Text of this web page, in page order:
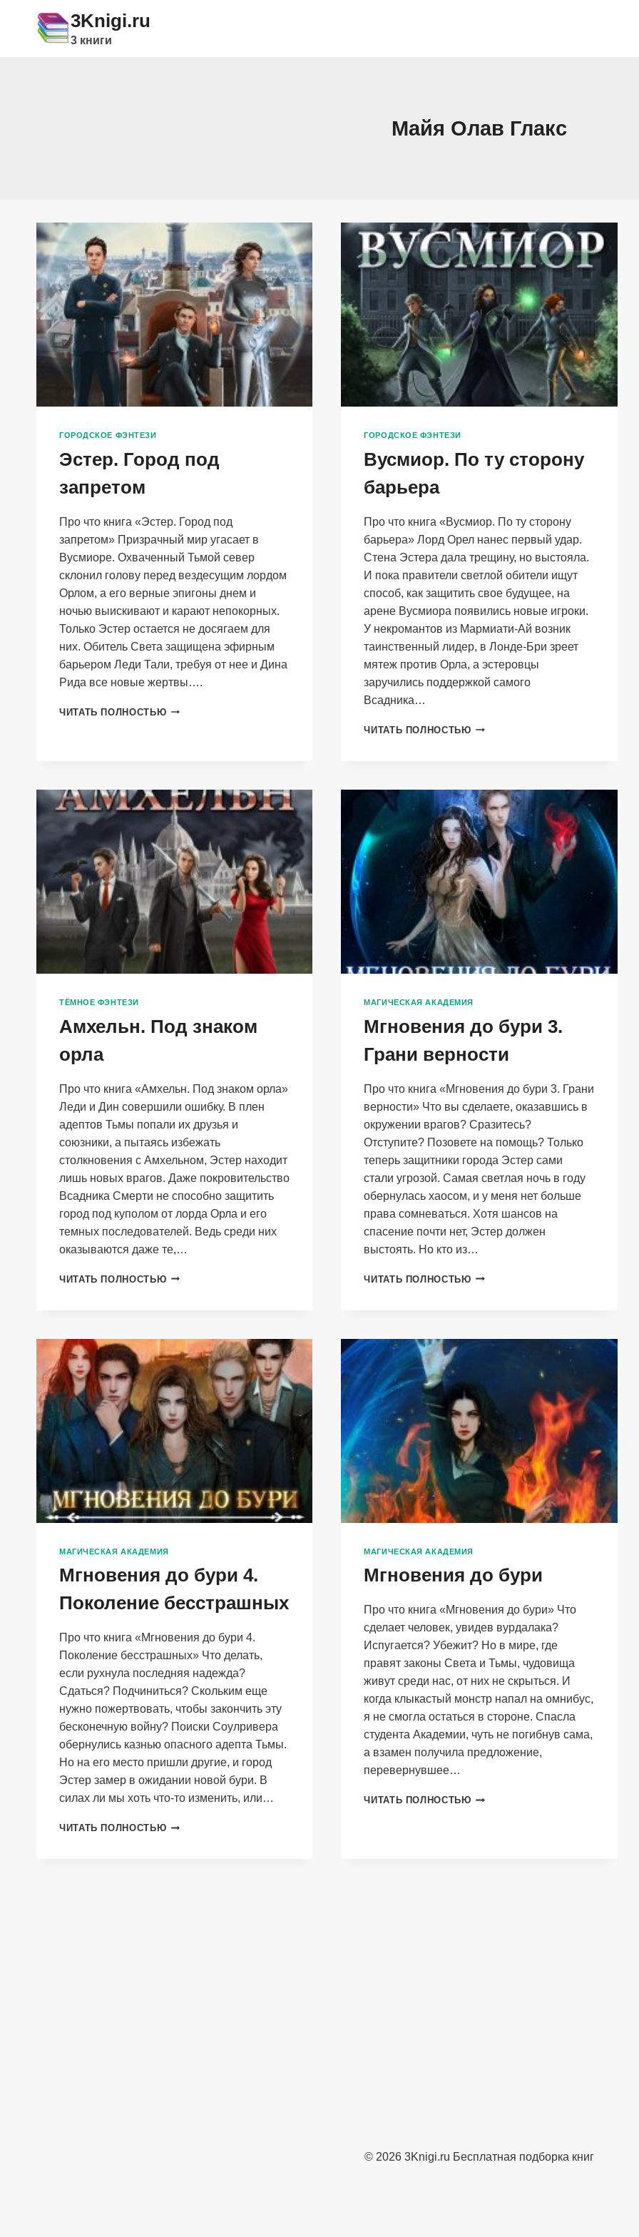
содержимому
3Knigi.ru
3 книги
Майя Олав Глакс
ГОРОДСКОЕ ФЭНТЕЗИ
Эстер. Город под
запретом
Про что книга «Эстер. Город под
запретом» Призрачный мир угасает в
Вусмиоре. Охваченный Тьмой север
склонил голову перед вездесущим лордом
Орлом, а его верные эпигоны днем и
ночью выискивают и карают непокорных.
Только Эстер остается не досягаем для
них. Обитель Света защищена эфирным
барьером Леди Тали, требуя от нее и Дина
Рида все новые жертвы….
ЧИТАТЬ ПОЛНОСТЬЮ ЭСТЕР.
ГОРОДСКОЕ ФЭНТЕЗИ
Вусмиор. По ту сторону
барьера
Про что книга «Вусмиор. По ту сторону
барьера» Лорд Орел нанес первый удар.
Стена Эстера дала трещину, но выстояла.
И пока правители светлой обители ищут
способ, как защитить свое будущее, на
арене Вусмиора появились новые игроки.
У некромантов из Мармиати-Ай возник
таинственный лидер, в Лонде-Бри зреет
мятеж против Орла, а эстеровцы
заручились поддержкой самого
Всадника…
ЧИТАТЬ ПОЛНОСТЬЮ ВУСМИОР.
ТЁМНОЕ ФЭНТЕЗИ
Амхельн. Под знаком
орла
Про что книга «Амхельн. Под знаком орла»
Леди и Дин совершили ошибку. В плен
адептов Тьмы попали их друзья и
союзники, а пытаясь избежать
столкновения с Амхельном, Эстер находит
лишь новых врагов. Даже покровительство
Всадника Смерти не способно защитить
город под куполом от лорда Орла и его
темных последователей. Ведь среди них
оказываются даже те,…
ЧИТАТЬ ПОЛНОСТЬЮ АМХЕЛЬН.
МАГИЧЕСКАЯ АКАДЕМИЯ
Мгновения до бури 3.
Грани верности
Про что книга «Мгновения до бури 3. Грани
верности» Что вы сделаете, оказавшись в
окружении врагов? Сразитесь?
Отступите? Позовете на помощь? Только
теперь защитники города Эстер сами
стали угрозой. Самая светлая ночь в году
обернулась хаосом, и у меня нет больше
права сомневаться. Хотя шансов на
спасение почти нет, Эстер должен
выстоять. Но кто из…
ЧИТАТЬ ПОЛНОСТЬЮ МГНОВЕНИЯ
ВЕРНОСТИ
МАГИЧЕСКАЯ АКАДЕМИЯ
Мгновения до бури 4.
Поколение бесстрашных
Про что книга «Мгновения до бури 4.
Поколение бесстрашных» Что делать,
если рухнула последняя надежда?
Сдаться? Подчиниться? Скольким еще
нужно пожертвовать, чтобы закончить эту
бесконечную войну? Поиски Соулривера
обернулись казнью опасного адепта Тьмы.
Но на его место пришли другие, и город
Эстер замер в ожидании новой бури. В
силах ли мы хоть что-то изменить, или…
ЧИТАТЬ ПОЛНОСТЬЮ МГНОВЕНИЯ
МАГИЧЕСКАЯ АКАДЕМИЯ
Мгновения до бури
Про что книга «Мгновения до бури» Что
сделает человек, увидев вурдалака?
Испугается? Убежит? Но в мире, где
правят законы Света и Тьмы, чудовища
живут среди нас, от них не скрыться. И
когда клыкастый монстр напал на омнибус,
я не смогла остаться в стороне. Спасла
студента Академии, чуть не погибнув сама,
а взамен получила предложение,
перевернувшее…
ЧИТАТЬ ПОЛНОСТЬЮ МГНОВЕНИЯ
© 2026 3Knigi.ru Бесплатная подборка книг